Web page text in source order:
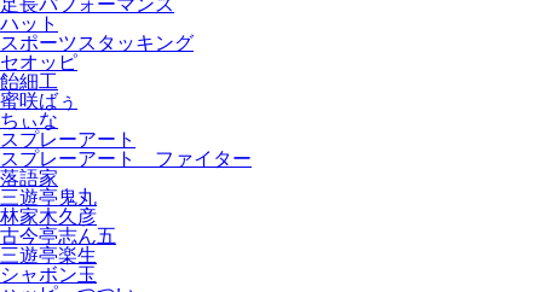
ハット
スポーツスタッキング
セオッピ
飴細工
蜜咲ばぅ
ちぃな
スプレーアート
スプレーアート ファイター
落語家
三遊亭鬼丸
林家木久彦
古今亭志ん五
三遊亭楽生
シャボン玉